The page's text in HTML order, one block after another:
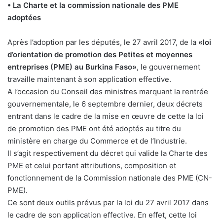
• La Charte et la commission nationale des PME
adoptées
Après l’adoption par les députés, le 27 avril 2017, de la «loi
d’orientation de promotion des Petites et moyennes
entreprises (PME) au Burkina Faso», le gouvernement
travaille maintenant à son application effective.
A l’occasion du Conseil des ministres marquant la rentrée
gouvernementale, le 6 septembre dernier, deux décrets
entrant dans le cadre de la mise en œuvre de cette la loi
de promotion des PME ont été adoptés au titre du
ministère en charge du Commerce et de l’Industrie.
Il s’agit respectivement du décret qui valide la Charte des
PME et celui portant attributions, composition et
fonctionnement de la Commission nationale des PME (CN-
PME).
Ce sont deux outils prévus par la loi du 27 avril 2017 dans
le cadre de son application effective. En effet, cette loi